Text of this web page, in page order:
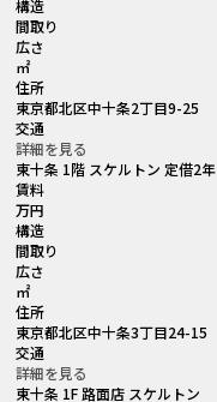
構造
間取り
広さ
㎡
住所
東京都北区中十条2丁目9-25
交通
詳細を見る
東十条 1階 スケルトン 定借2年
賃料
万円
構造
間取り
広さ
㎡
住所
東京都北区中十条3丁目24-15
交通
詳細を見る
東十条 1F 路面店 スケルトン